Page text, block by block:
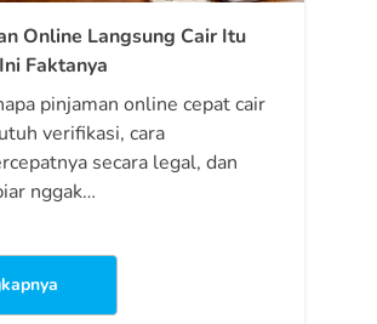
Online Langsung Cair Itu
Faktanya
pinjaman online cepat cair
verifikasi, cara
secara legal, dan
nggak…